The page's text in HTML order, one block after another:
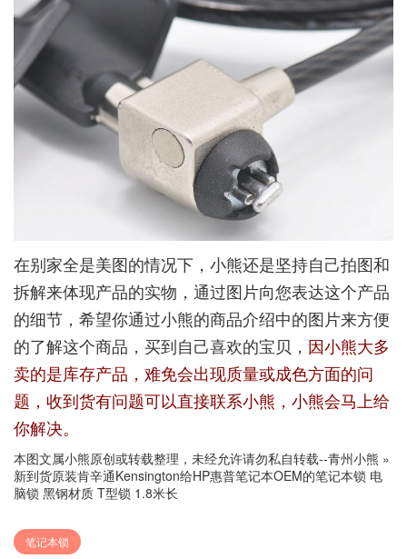
在别家全是美图的情况下，小熊还是坚持自己拍图和
拆解来体现产品的实物，通过图片向您表达这个产品
的细节，希望你通过小熊的商品介绍中的图片来方便
的了解这个商品，买到自己喜欢的宝贝， 因小熊大多
卖的是库存产品，难免会出现质量或成色方面的问
题，收到货有问题可以直接联系小熊，小熊会马上给
你解决。
本图文属小熊原创或转载整理，未经允许请勿私自转载--青州小熊 »
新到货原装肯辛通Kensington给HP惠普笔记本OEM的笔记本锁 电
脑锁 黑钢材质 T型锁 1.8米长
笔记本锁